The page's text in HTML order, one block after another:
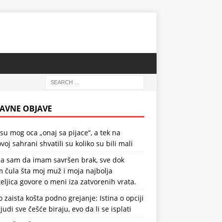
OBJAVE
mog oca „onaj sa pijace“, a tek na
sahrani shvatili su koliko su bili mali
sam da imam savršen brak, sve dok
čula šta moj muž i moja najbolja
govore o meni iza zatvorenih vrata.
zaista košta podno grejanje: Istina o opciji
sve češće biraju, evo da li se isplati